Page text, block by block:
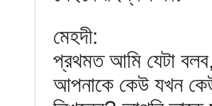
মেহদী:
প্রথমত আমি যেটা
আপনাকে কেউ যখন কেউ